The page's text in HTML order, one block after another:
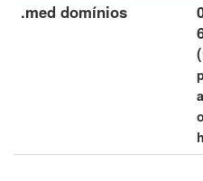
.med domínios